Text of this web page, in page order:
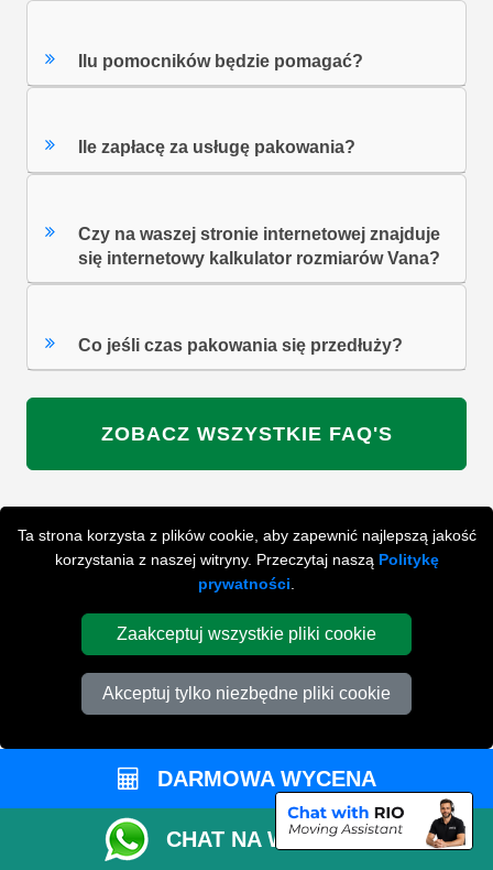
Ta strona korzysta z plików cookie, aby zapewnić najlepszą jakość
korzystania z naszej witryny. Przeczytaj naszą Politykę
prywatności
Zaakceptuj wszystkie pliki cookie
Akceptuj tylko niezbędne pliki cookie
Ilu pomocników będzie pomagać?
Ile zapłacę za usługę pakowania?
Czy na waszej stronie internetowej znajduje
się internetowy kalkulator rozmiarów Vana?
Co jeśli czas pakowania się przedłuży?
ZOBACZ WSZYSTKIE FAQ'S
WYSZUKAJ W NAJCZĘŚCIEJ ZADAWANYCH
PYTANIACH
ZACZNIJ WPISYWAĆ SWOJE PYTANIE I WYBIERZ Z
PONIŻSZYCH WYNIKÓW
PRZYGOTUJ SIĘ DO SWOJEJ
PRZEPROWADZKI
DARMOWA WYCENA
CHAT NA WHATSAPP